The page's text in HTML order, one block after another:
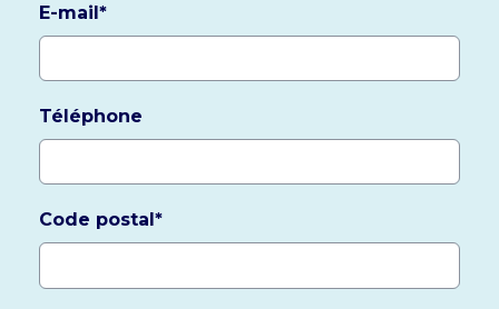
E-mail*
Téléphone
Code postal *